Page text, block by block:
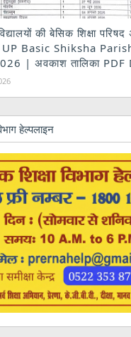
की बेसिक शिक्षा
Basic Shiksha
| अवकाश तालिका
हेल्पलाइन